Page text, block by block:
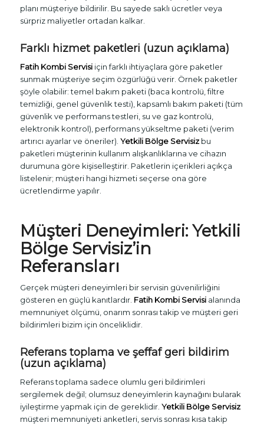
planı müşteriye bildirilir. Bu sayede saklı ücretler veya
sürpriz maliyetler ortadan kalkar.
Farklı hizmet paketleri (uzun açıklama)
Fatih Kombi Servisiiçin farklı ihtiyaçlara göre paketler
sunmak müşteriye seçim özgürlüğü verir. Örnek paketler
şöyle olabilir: temel bakım paketi (baca kontrolü, filtre
temizliği, genel güvenlik testi), kapsamlı bakım paketi (tüm
güvenlik ve performans testleri, su ve gaz kontrolü,
elektronik kontrol), performans yükseltme paketi (verim
artırıcı ayarlar ve öneriler). Yetkili Bölge Servisizbu
paketleri müşterinin kullanım alışkanlıklarına ve cihazın
durumuna göre kişiselleştirir. Paketlerin içerikleri açıkça
listelenir; müşteri hangi hizmeti seçerse ona göre
ücretlendirme yapılır.
Müşteri Deneyimleri: Yetkili
Bölge Servisiz’in
Referansları
Gerçek müşteri deneyimleri bir servisin güvenilirliğini
gösteren en güçlü kanıtlardır. Fatih Kombi Servisialanında
memnuniyet ölçümü, onarım sonrası takip ve müşteri geri
bildirimleri bizim için önceliklidir.
Referans toplama ve şeffaf geri bildirim
(uzun açıklama)
Referans toplama sadece olumlu geri bildirimleri
sergilemek değil; olumsuz deneyimlerin kaynağını bularak
iyileştirme yapmak için de gereklidir. Yetkili Bölge Servisiz
müşteri memnuniyeti anketleri, servis sonrası kısa takip